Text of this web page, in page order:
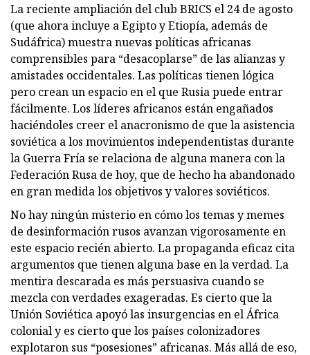
La reciente ampliación del club BRICS el 24 de agosto
(que ahora incluye a Egipto y Etiopía, además de
Sudáfrica) muestra nuevas políticas africanas
comprensibles para “desacoplarse” de las alianzas y
amistades occidentales. Las políticas tienen lógica
pero crean un espacio en el que Rusia puede entrar
fácilmente. Los líderes africanos están engañados
haciéndoles creer el anacronismo de que la asistencia
soviética a los movimientos independentistas durante
la Guerra Fría se relaciona de alguna manera con la
Federación Rusa de hoy, que de hecho ha abandonado
en gran medida los objetivos y valores soviéticos.
No hay ningún misterio en cómo los temas y memes
de desinformación rusos avanzan vigorosamente en
este espacio recién abierto. La propaganda eficaz cita
argumentos que tienen alguna base en la verdad. La
mentira descarada es más persuasiva cuando se
mezcla con verdades exageradas. Es cierto que la
Unión Soviética apoyó las insurgencias en el África
colonial y es cierto que los países colonizadores
explotaron sus “posesiones” africanas. Más allá de eso,